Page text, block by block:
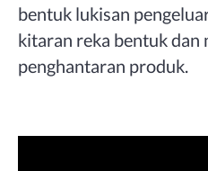
bentuk lukisan
kitaran reka bentuk dan
penghantaran produk.